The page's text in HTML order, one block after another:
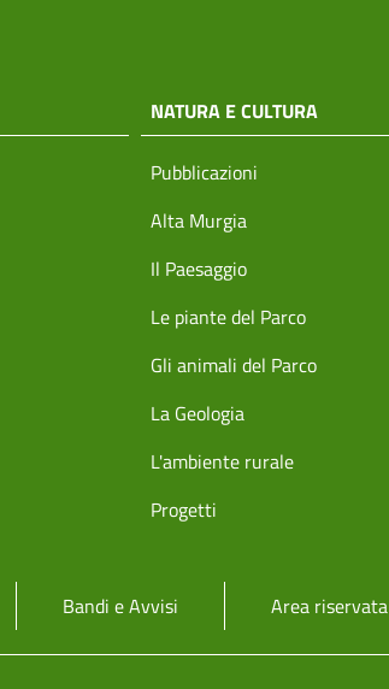
NATURA E CULTURA
Pubblicazioni
Alta Murgia
Il Paesaggio
Le piante del Parco
Gli animali del Parco
La Geologia
L'ambiente rurale
Progetti
Bandi e Avvisi Area riservata